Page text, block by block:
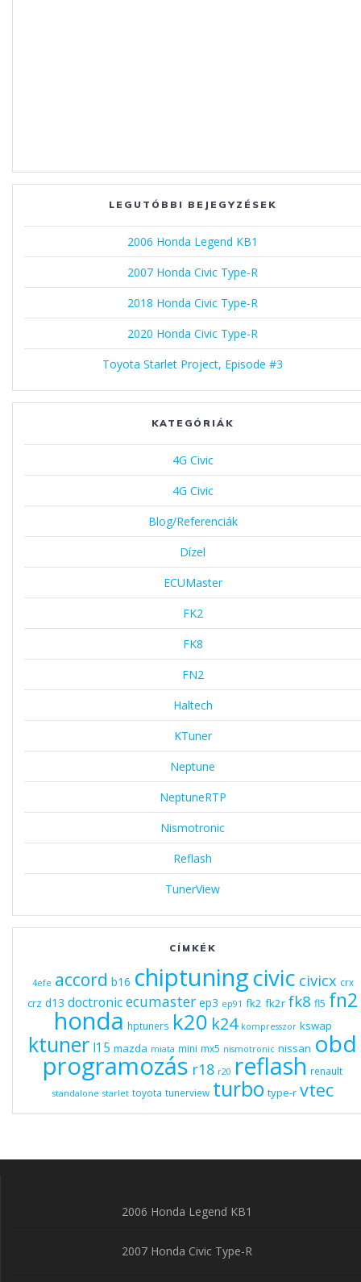
LEGUTÓBBI BEJEGYZÉSEK
2006 Honda Legend KB1
2007 Honda Civic Type-R
2018 Honda Civic Type-R
2020 Honda Civic Type-R
Toyota Starlet Project, Episode #3
KATEGÓRIÁK
4G Civic
4G Civic
Blog/Referenciák
Dízel
ECUMaster
FK2
FK8
FN2
Haltech
KTuner
Neptune
NeptuneRTP
Nismotronic
Reflash
TunerView
CÍMKÉK
4efe accord b16 chiptuningcivic civicx crx
crz d13 doctronicecumaster ep3 ep91 fk2 fk2r fk8 fl5 fn2
honda hptuners k20 k24 kompresszor kswap
ktuner l15 mazda miata mini mx5 nismotronic nissan obd
programozás r18 r20 reflash renault
standalone starlet toyota tunerview turbo type-r vtec
2006 Honda Legend KB1
2007 Honda Civic Type-R